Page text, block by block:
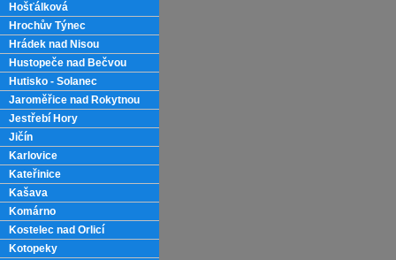
Hošťálková
Hrochův Týnec
Hrádek nad Nisou
Hustopeče nad Bečvou
Hutisko - Solanec
Jaroměřice nad Rokytnou
Jestřebí Hory
Jičín
Karlovice
Kateřinice
Kašava
Komárno
Kostelec nad Orlicí
Kotopeky